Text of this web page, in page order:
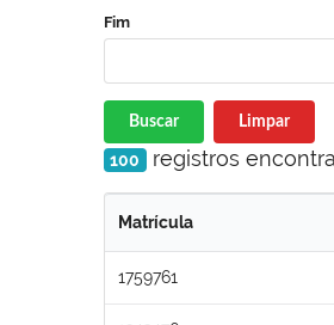
Fim
Buscar Limpar
100 registros
Matrícula
1759761